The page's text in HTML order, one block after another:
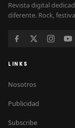
Revista digital
diferente. Rock,
LINKS
Nosotros
Publicidad
Subscribe